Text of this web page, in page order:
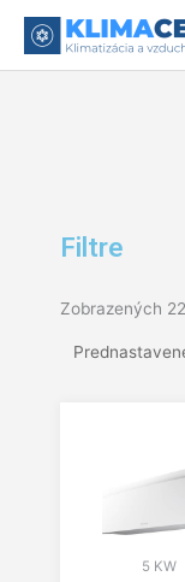
Filtre
Zobrazených
5 KW